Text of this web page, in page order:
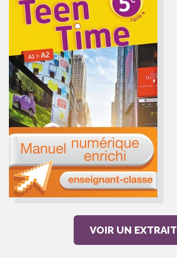
VOIR UN EXTRAIT